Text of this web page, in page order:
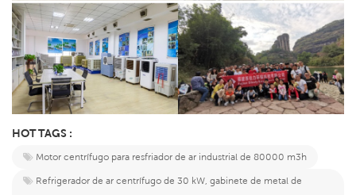
HOT TAGS :
Motor centrífugo para resfriador de ar industrial de 80000 m3h
Refrigerador de ar centrífugo de 30 kW, gabinete de metal de